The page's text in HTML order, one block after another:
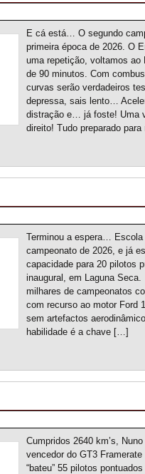
E cá está… O segundo
primeira época de 2026. O
uma repetição, voltamos ao
de 90 minutos. Com
curvas serão verdadeiros
depressa, sais lento…
distração e… já foste! Uma
direito! Tudo preparado
Terminou a espera…
campeonato de 2026, e já
capacidade para 20 pilotos
inaugural, em Laguna
milhares de campeonatos
com recurso ao motor Ford
sem artefactos
habilidade é a chave […]
Cumpridos 2640 km’s,
vencedor do GT3
“bateu” 55 pilotos